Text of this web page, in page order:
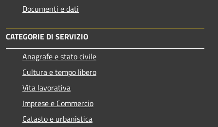
Documenti e dati
CATEGORIE DI SERVIZIO
Anagrafe e stato civile
Cultura e tempo libero
Vita lavorativa
Imprese e Commercio
Catasto e urbanistica